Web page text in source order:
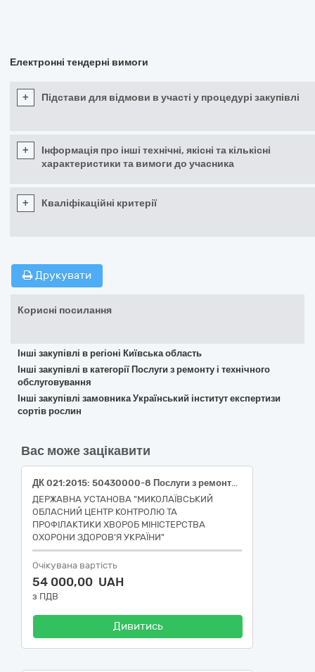
Електронні тендерні вимоги
+ Підстави для відмови в участі у процедурі закупівлі
+
Інформація про інші технічні, якісні та кількісні
характеристики та вимоги до учасника
+ Кваліфікаційні критерії
Друкувати
Корисні посилання
Інші закупівлі в регіоні Київська область
Інші закупівлі в категорії Послуги з ремонту і технічного
обслуговування
Інші закупівлі замовника Український інститут експертизи
сортів рослин
Вас може зацікавити
ДК 021:2015: 50430000-8 Послуги з ремонтування і технічного обслуговування високоточного обладнання (метрологічні послуги з калібрування ЗВТ)
ДЕРЖАВНА УСТАНОВА "МИКОЛАЇВСЬКИЙ
ОБЛАСНИЙ ЦЕНТР КОНТРОЛЮ ТА
ПРОФІЛАКТИКИ ХВОРОБ МІНІСТЕРСТВА
ОХОРОНИ ЗДОРОВ'Я УКРАЇНИ"
Очікувана вартість
54 000,00 UAH
з ПДВ
Дивитись